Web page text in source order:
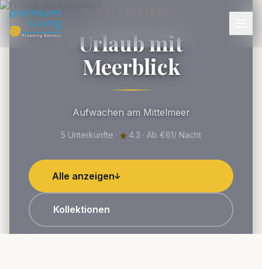
Urlaub mit
Meerblick
Aufwachen am Mittelmeer
5 Unterkünfte · 4.3 · Ab €61/ Nacht
Alle anzeigen
Kollektionen